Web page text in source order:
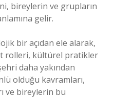
bireylerin ve grupların
gelir.
bir açıdan ele alarak,
rolleri, kültürel pratikler
daha yakından
olduğu kavramları,
ve bireylerin bu